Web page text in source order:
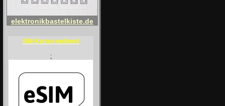
elektronikbastelkiste.de
SIM-Karten weltweit
;